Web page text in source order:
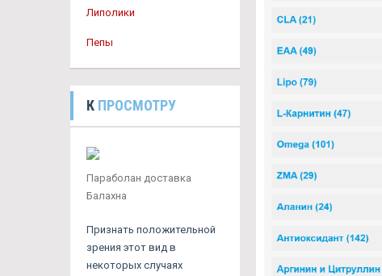
Липолики
Пепы
К ПРОСМОТРУ
Параболан доставка
Балахна
Признать положительной
зрения этот вид в
некоторых случаях